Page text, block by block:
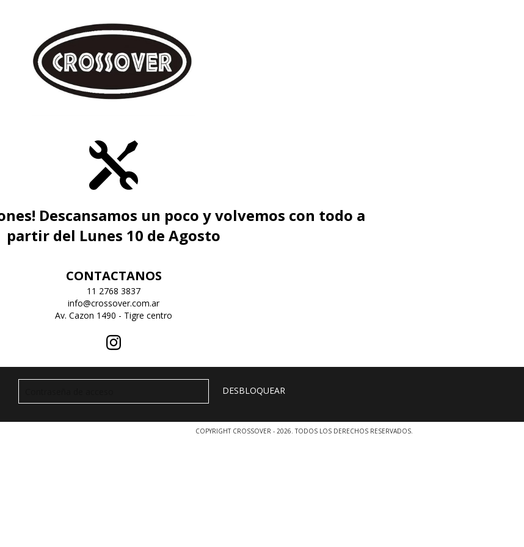
Descansamos un poco y volvemos con todo a
partir del Lunes 10 de Agosto
CONTACTANOS
11 2768 3837
info@crossover.com.ar
Av. Cazon 1490 - Tigre centro
COPYRIGHT CROSSOVER - 2026. TODOS LOS DERECHOS RESERVADOS.